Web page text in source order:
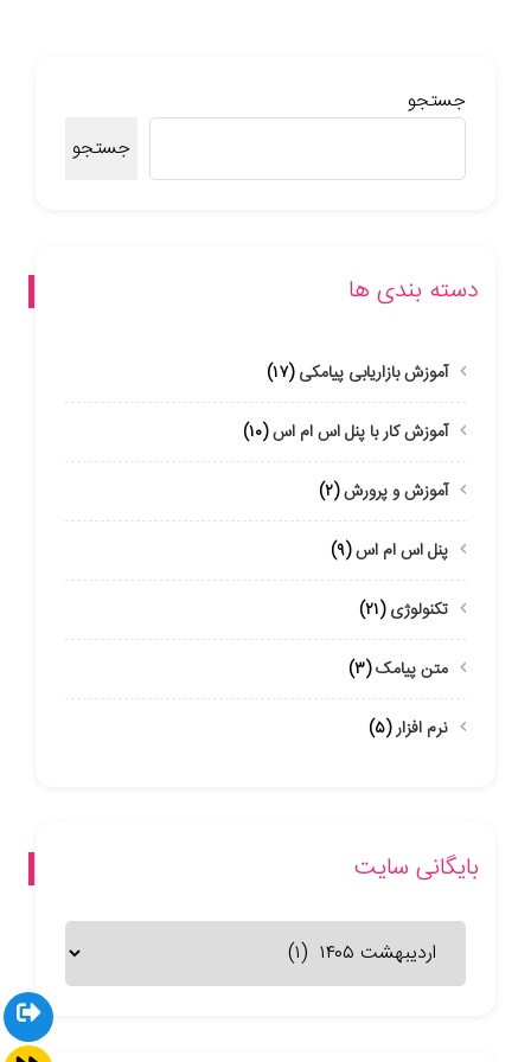
جستجو
جستجو
دسته بندی ها
آموزش بازاریابی پیامکی(۱۷)
آموزش کار با پنل اس ام اس(۱۰)
آموزش و پرورش(۲)
پنل اس ام اس(۹)
تکنولوژی(۲۱)
متن پیامک(۳)
نرم افزار(۵)
بایگانی سایت
سایت